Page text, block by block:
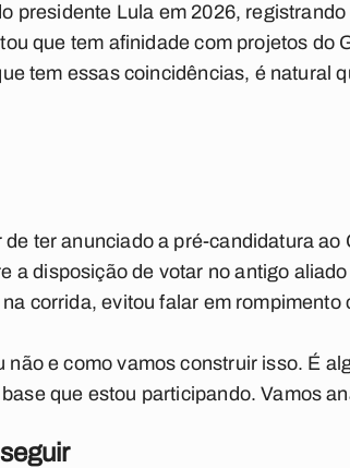
presidente Lula em 2026,
que tem afinidade com projetos do
tem essas coincidências, é natural
ter anunciado a pré-candidatura ao
a disposição de votar no antigo
corrida, evitou falar em rompimento
e como vamos construir isso. É
que estou participando. Vamos